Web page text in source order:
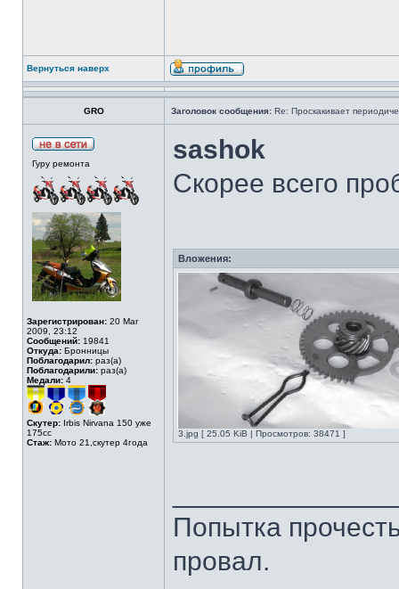
Вернуться наверх
GRO Заголовок сообщения: Re: Проскакивает
Гуру ремонта
Зарегистрирован: 20 Mar
2009, 23:12
Сообщений: 19841
Откуда: Бронницы
Поблагодарил: раз(а)
Поблагодарили: раз(а)
Медали: 4
Скутер: Irbis Nirvana 150 уже
175сс
Стаж: Мото 21,скутер 4года
sashok
Скорее всего
Вложения:
3.jpg [ 25.05 KiB | Просмотров: 38471 ]
Попытка
провал.